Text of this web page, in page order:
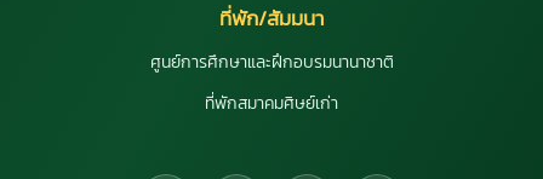
ที่พัก/สัมมนา
ศูนย์การศึกษาและฝึกอบรมนานาชาติ
ที่พักสมาคมศิษย์เก่า